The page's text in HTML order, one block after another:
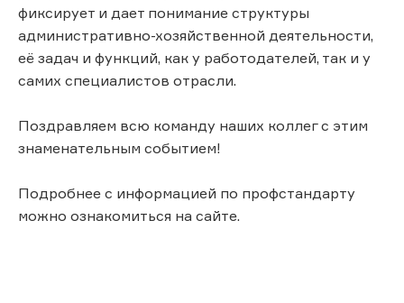
фиксирует и дает понимание структуры
административно-хозяйственной деятельности,
её задач и функций, как у работодателей, так и у
самих специалистов отрасли.
Поздравляем всю команду наших коллег с этим
знаменательным событием!
Подробнее с информацией по профстандарту
можно ознакомиться на сайте.